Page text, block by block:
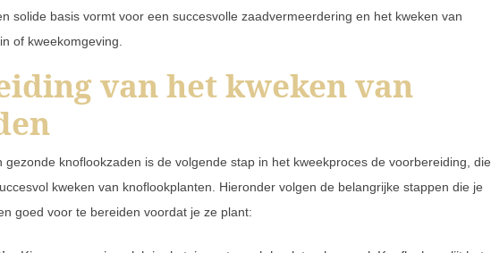
solide basis vormt voor een succesvolle zaadvermeerdering en het kweken van
of kweekomgeving.
van het kweken van
gezonde knoflookzaden is de volgende stap in het kweekproces de voorbereiding, die
kweken van knoflookplanten. Hieronder volgen de belangrijke stappen die je
goed voor te bereiden voordat je ze plant: